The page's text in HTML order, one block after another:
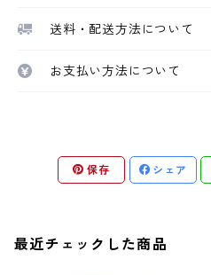
送料・配送方法について
お支払い方法について
保存 シェア
最近チェックした商品